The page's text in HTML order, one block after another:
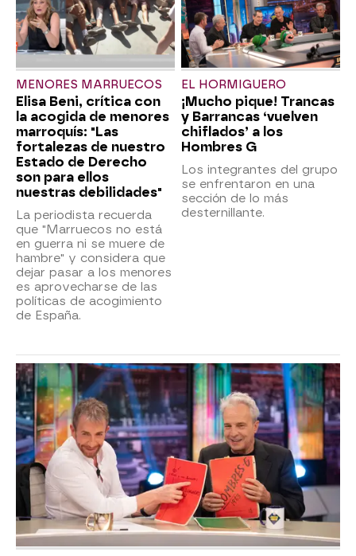
MENORES MARRUECOS
Elisa Beni, crítica con
la acogida de menores
marroquís: "Las
fortalezas de nuestro
Estado de Derecho
son para ellos
nuestras debilidades"
La periodista recuerda
que "Marruecos no está
en guerra ni se muere de
hambre" y considera que
dejar pasar a los menores
es aprovecharse de las
políticas de acogimiento
de España.
EL HORMIGUERO
¡Mucho pique! Trancas
y Barrancas ‘vuelven
chiflados’ a los
Hombres G
Los integrantes del grupo
se enfrentaron en una
sección de lo más
desternillante.